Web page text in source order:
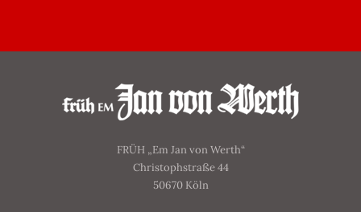
FRÜH „Em Jan von Werth“
Christophstraße 44
50670 Köln